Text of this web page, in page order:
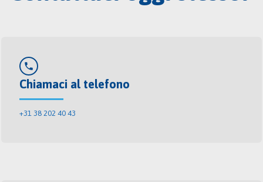
phone
Chiamaci al telefono
+31 38 202 40 43